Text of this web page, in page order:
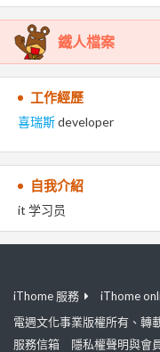
鐵人檔案
工作經歷
喜瑞斯developer
自我介紹
it 学习员
iThome 服務 iThome
電週文化事業版權所有、
服務信箱
隱私權聲明與會